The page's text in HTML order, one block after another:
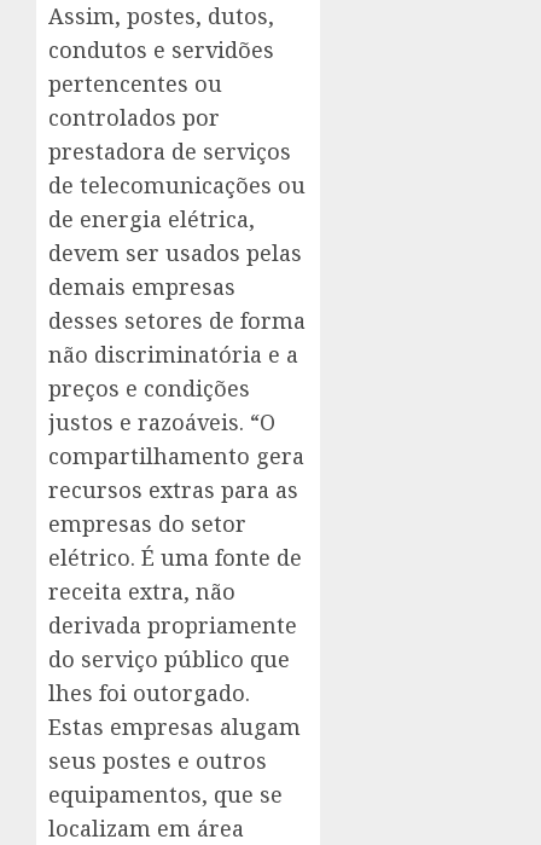
Assim, postes, dutos,
condutos e servidões
pertencentes ou
controlados por
prestadora de serviços
de telecomunicações ou
de energia elétrica,
devem ser usados pelas
demais empresas
desses setores de forma
não discriminatória e a
preços e condições
justos e razoáveis. “O
compartilhamento gera
recursos extras para as
empresas do setor
elétrico. É uma fonte de
receita extra, não
derivada propriamente
do serviço público que
lhes foi outorgado.
Estas empresas alugam
seus postes e outros
equipamentos, que se
localizam em área